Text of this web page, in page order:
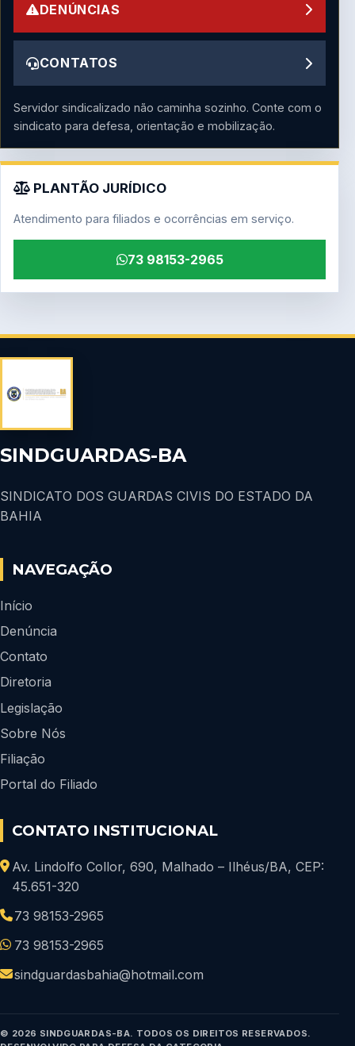
DENÚNCIAS
CONTATOS
Servidor sindicalizado não caminha sozinho. Conte com o
sindicato para defesa, orientação e mobilização.
PLANTÃO JURÍDICO
Atendimento para filiados e ocorrências em serviço.
73 98153-2965
SINDGUARDAS-BA
SINDICATO DOS GUARDAS CIVIS DO ESTADO DA
BAHIA
NAVEGAÇÃO
Início
Denúncia
Contato
Diretoria
Legislação
Sobre Nós
Filiação
Portal do Filiado
CONTATO INSTITUCIONAL
Av. Lindolfo Collor, 690, Malhado – Ilhéus/BA, CEP:
45.651-320
73 98153-2965
73 98153-2965
sindguardasbahia@hotmail.com
© 2026 SINDGUARDAS-BA. TODOS OS DIREITOS RESERVADOS.